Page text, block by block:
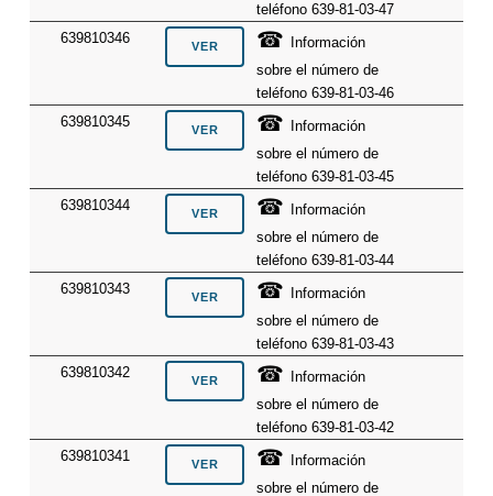
teléfono 639-81-03-47
639810346
☎
Información
sobre el número de
teléfono 639-81-03-46
639810345
☎
Información
sobre el número de
teléfono 639-81-03-45
639810344
☎
Información
sobre el número de
teléfono 639-81-03-44
639810343
☎
Información
sobre el número de
teléfono 639-81-03-43
639810342
☎
Información
sobre el número de
teléfono 639-81-03-42
639810341
☎
Información
sobre el número de